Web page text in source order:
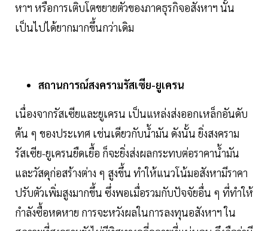
หาฯ หรือการเติบโตขยายตัวของภาคธุรกิจอสังหาฯ นั้น
เป็นไปได้ยากมากขึ้นกว่าเดิม
สถานการณ์สงครามรัสเซีย-ยูเครน
เนื่องจากรัสเซียและยูเครน เป็นแหล่งส่งออกเหล็กอันดับ
ต้น ๆ ของประเทศ เช่นเดียวกับน้ำมัน ดังนั้น ยิ่งสงคราม
รัสเซีย-ยูเครนยืดเยื้อ ก็จะยิ่งส่งผลกระทบต่อราคาน้ำมัน
และวัสดุก่อสร้างต่าง ๆ สูงขึ้น ทำให้แนวโน้มอสังหามีราคา
ปรับตัวเพิ่มสูงมากขึ้น ซึ่งพอเมื่อรวมกับปัจจัยอื่น ๆ ที่ทำให้
กำลังซื้อหดหาย การจะหวังผลในการลงทุนอสังหาฯ ใน